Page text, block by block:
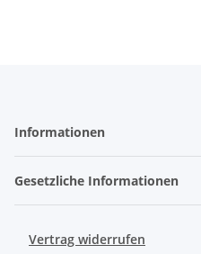
Informationen
Gesetzliche Informationen
Vertrag widerrufen